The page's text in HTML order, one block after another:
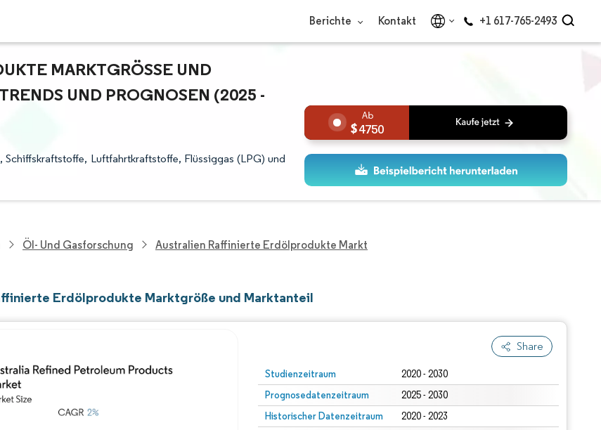
Berichte Kontakt +1 617-765-2493
MARKTGRÖSSE UND M
UND PROGNOSEN (2025 - 2
Luftfahrtkraftstoffe, Flüssiggas (LPG) und
4750
Öl- Und Gasforschung Australien Raffinierte Erdölprodukte Markt
Erdölprodukte Marktgröße und Marktanteil
Share
Studienzeitraum 2020 - 2030
Prognosedatenzeitraum 2025 - 2030
Historischer Datenzeitraum 2020 - 2023